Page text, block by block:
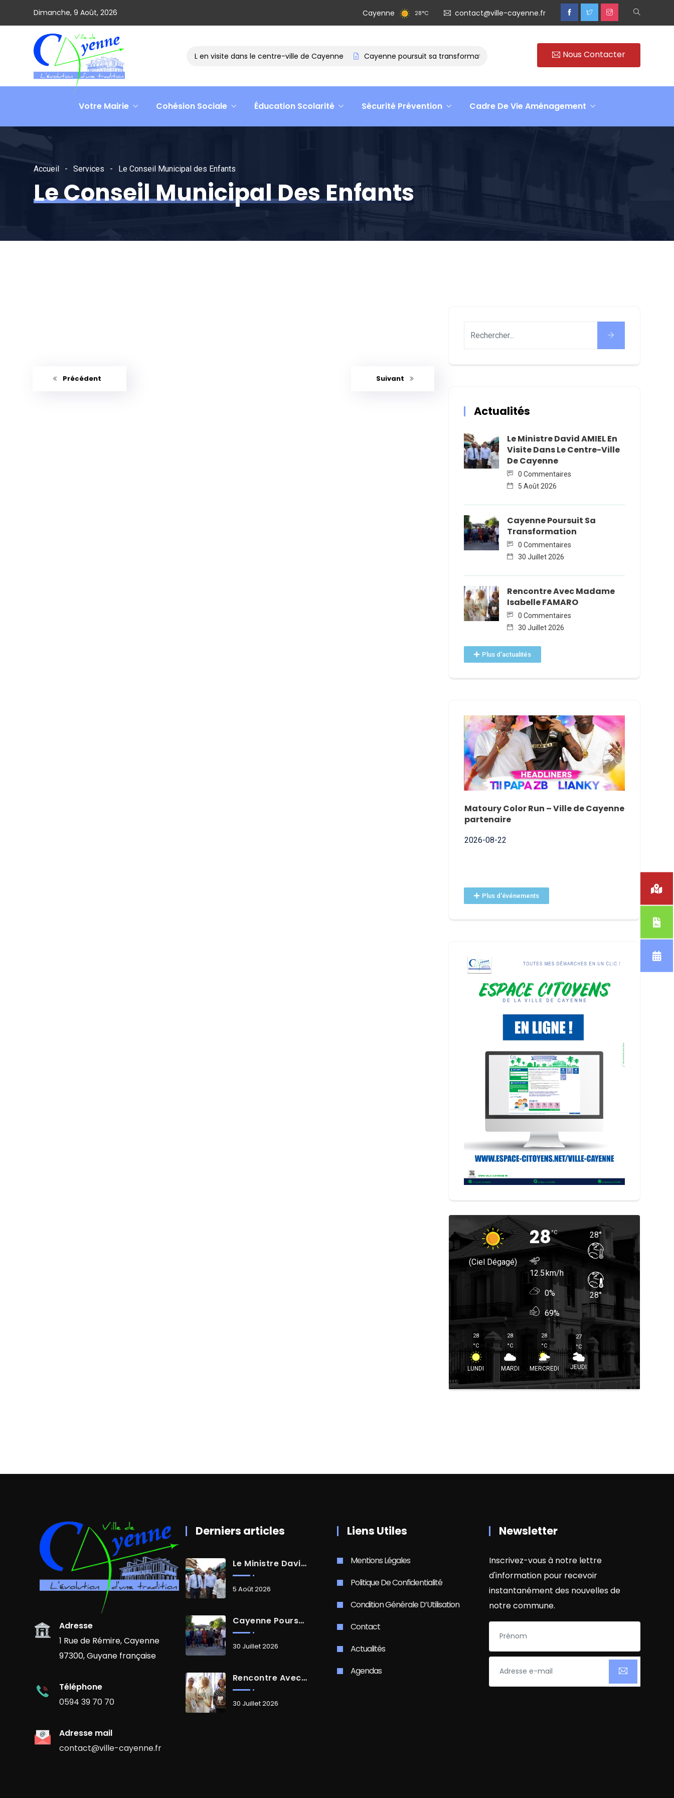
Dimanche, 9 Août, 2026 Cayenne 28°C contact@ville-cayenne.fr
Le ministre David AMIEL en visite dans le centre-ville de Cayenne Cayenne poursuit sa transformation Rencontre avec Madame Isabelle FAMARO
Nous Contacter
Votre Mairie Cohésion Sociale Éducation Scolarité Sécurité Prévention Cadre De Vie Aménagement
Accueil Services Le Conseil Municipal des Enfants
Le Conseil Municipal Des Enfants
Précédent Suivant
Actualités
Le Ministre David AMIEL En
Visite Dans Le Centre-Ville
De Cayenne
0 Commentaires
5 Août 2026
Cayenne Poursuit Sa
Transformation
0 Commentaires
30 Juillet 2026
Rencontre Avec Madame
Isabelle FAMARO
0 Commentaires
30 Juillet 2026
Plus d'actualités
Matoury Color Run – Ville de Cayenne
partenaire
2026-08-22
Plus d'événements
(ciel Dégagé)
28°C
12.5
0%
69%
28°
28°
28
°C
LUNDI
28
°C
MARDI
28
°C
MERCREDI
27
°C
JEUDI
Adresse
1 Rue de Rémire, Cayenne
97300, Guyane française
Téléphone
0594 39 70 70
Adresse mail
contact@ville-cayenne.fr
Derniers articles
Le Ministre David AMIEL En Visite Dans Le Centre-Ville De Cayenne
5 Août 2026
Cayenne Poursuit Sa Transformation
30 Juillet 2026
Rencontre Avec Madame Isabelle FAMARO
30 Juillet 2026
Liens Utiles
Mentions Légales
Politique De Confidentialité
Condition Générale D’Utilisation
Contact
Actualités
Agendas
Newsletter
Inscrivez-vous à notre lettre
d'information pour recevoir
instantanément des nouvelles de
notre commune.